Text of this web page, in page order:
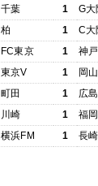
千葉 1
G大
柏 1
C大
FC東京 1
神戸
東京V 1
岡山
町田 1
広島
川崎 1
福岡
横浜FM 1 長崎